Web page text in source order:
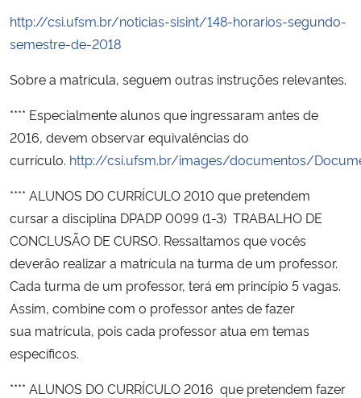
Secretaria-Geral
Secretaria de Governo
Gabinete de Segurança Institucional
Banco Central do Brasil
Planalto
http://csi.ufsm.br/noticias-sisint/148-horarios-segundo-
semestre-de-2018
Sobre a matrícula, seguem outras instruções relevantes.
**** Especialmente alunos que ingressaram antes de
2016, devem observar equivalências do
currículo. http://csi.ufsm.br/images/documentos/
**** ALUNOS DO CURRÍCULO 2010 que pretendem
cursar a disciplina DPADP 0099 (1-3) TRABALHO DE
CONCLUSÃO DE CURSO. Ressaltamos que vocês
deverão realizar a matrícula na turma de um professor.
Cada turma de um professor, terá em princípio 5 vagas.
Assim, combine com o professor antes de fazer
sua matrícula, pois cada professor atua em temas
específicos.
**** ALUNOS DO CURRÍCULO 2016 que pretendem fazer